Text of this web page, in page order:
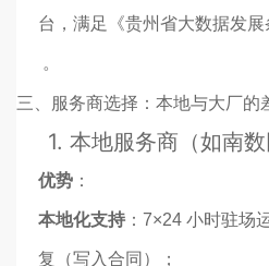
台，满足《贵州省大数据发
。
三、服务商选择：本地与大厂的
1. 本地服务商（如南数
优势 ：
本地化支持 ：7×24 小时驻场
复（写入合同）；